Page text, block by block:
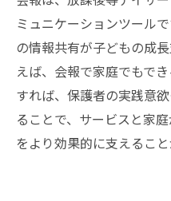
ミュニケーションツール
の情報共有が子どもの成
えば、会報で家庭でもで
すれば、保護者の実践意
ることで、サービスと家
をより効果的に支えること